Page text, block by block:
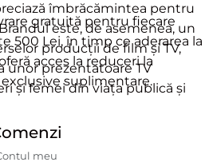
îmbrăcămintea pentru
este, de asemenea, un
producții de film și TV,
unor prezentatoare TV
și femei din viața publică și
gratuită pentru fiecare
500 Lei, în timp ce aderarea la
acces la reduceri la
suplimentare.
meu